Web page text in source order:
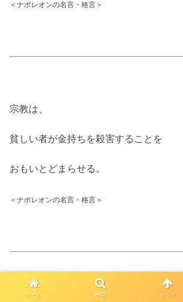
＜ナポレオンの名言・格言＞
宗教は、
貧しい者が金持ちを殺害することを
おもいとどまらせる。
＜ナポレオンの名言・格言＞
ホーム 検索 トップ